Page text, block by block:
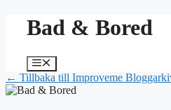
HoppaBad & Bored
Meny
← Tillbaka till Improveme